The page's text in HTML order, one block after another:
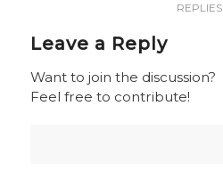
REPLIES
Leave a Reply
Want to join the discussion?
Feel free to contribute!